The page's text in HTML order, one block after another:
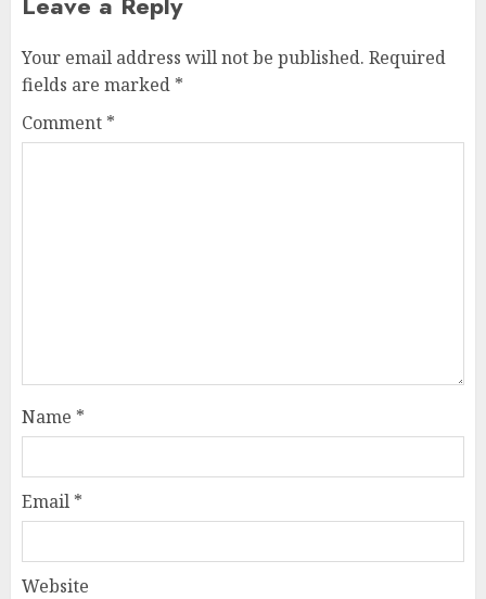
Your email address will not be published. Required
fields are marked *
Comment *
Name *
Email *
Website